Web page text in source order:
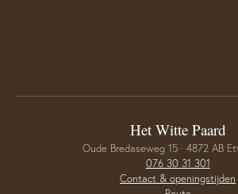
Het Witte Paard
Oude Bredaseweg 15 · 4872 AB
076 30 31 301
Contact & openingstijden